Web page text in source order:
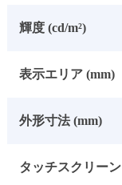
輝度 (cd/m²)
表示エリア (mm)
外形寸法 (mm)
タッチスクリーン